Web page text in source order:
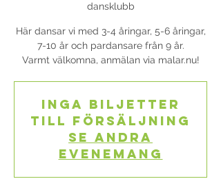
dansklubb
Här dansar vi med 3-4 åringar, 5-6 åringar,
7-10 år och pardansare från 9 år.
Varmt välkomna, anmälan via malar.nu!
Inga biljetter
till försäljning
Se andra
evenemang